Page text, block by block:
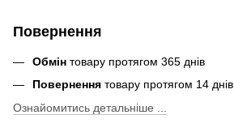
Повернення
Обмін товару протягом 365 днів
Повернення товару протягом 14 днів
Ознайомитись детальніше ...